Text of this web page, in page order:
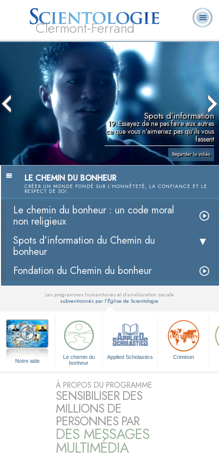
Clermont-Ferrand
L. Ron Hubbard
Qu’est-ce que la
Scientologie ?
volontaires
Spots d’information
19. Essayez de ne pas faire aux autres
ce que vous n’aimeriez pas qu’ils vous
fassent
Regarder la vidéo
LE CHEMIN DU BONHEUR
CRÉER UN MONDE FONDÉ SUR L’HONNÊTETÉ, LA CONFIANCE ET LE
RESPECT DE SOI
Le chemin du bonheur : un code moral
non religieux
Spots d’information du Chemin du
bonheur
Fondation du Chemin du bonheur
Les programmes humanitaires et d’amélioration sociale
subventionnés par l’Église de Scientologie
Notre aide
Le chemin du
bonheur
Applied Scholastics Criminon
À PROPOS DU PROGRAMME
SENSIBILISER DES
MILLIONS DE
PERSONNES PAR
DES MESSAGES
MULTIMÉDIA